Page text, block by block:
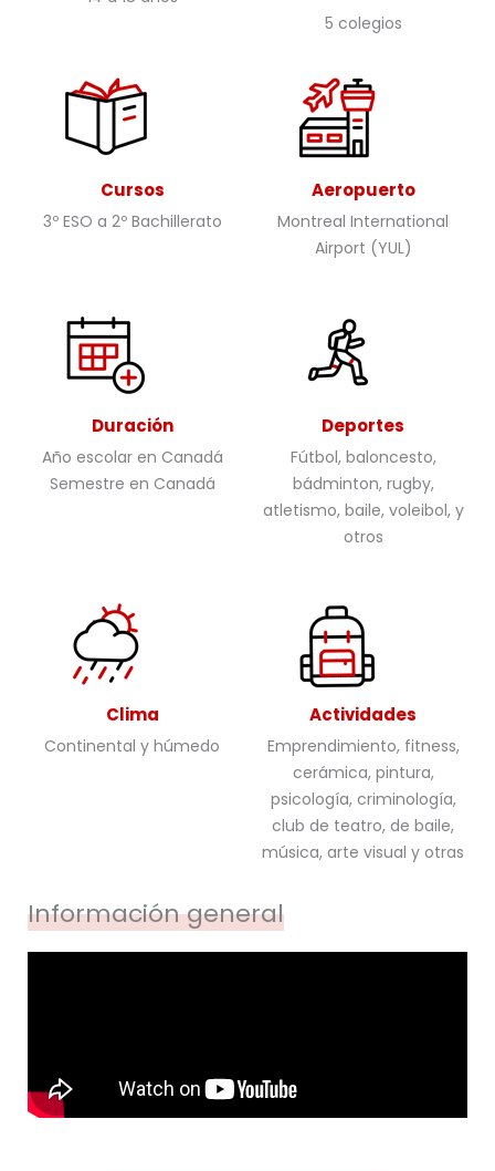
5 colegios
Cursos
3º ESO a 2º Bachillerato
Aeropuerto
Montreal International
Airport (YUL)
Duración
Año escolar en Canadá
Semestre en Canadá
Deportes
Fútbol, baloncesto,
bádminton, rugby,
atletismo, baile, voleibol, y
otros
Clima
Continental y húmedo
Actividades
Emprendimiento, fitness,
cerámica, pintura,
psicología, criminología,
club de teatro, de baile,
música, arte visual y otras
Información general